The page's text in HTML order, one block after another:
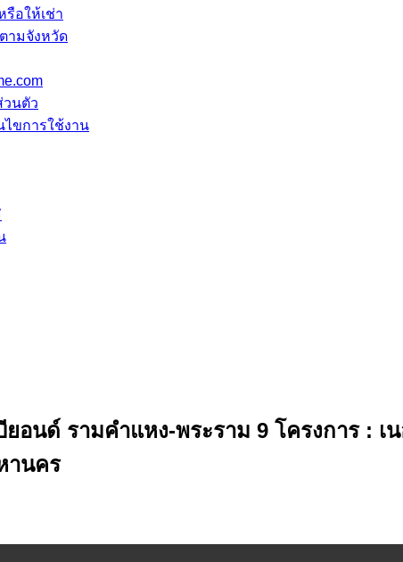
รือให้เช่า
ามจังหวัด
วนตัว
ขการใช้งาน
ยอนด์ รามคำแหง-พระราม 9 โครงการ :
านคร